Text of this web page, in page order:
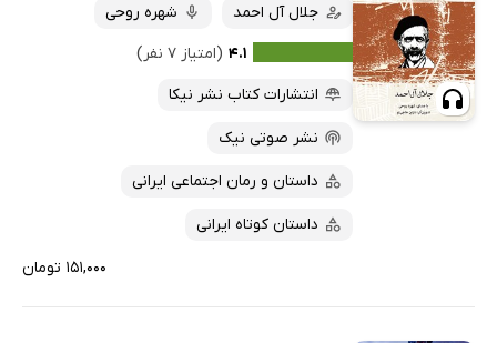
جلال آل احمد
شهره روحی
۴.۱ (امتیاز ۷ نفر)
انتشارات کتاب نشر نیکا
نشر صوتی نیک
داستان و رمان اجتماعی ایرانی
داستان کوتاه ایرانی
۱۵۱,۰۰۰ تومان